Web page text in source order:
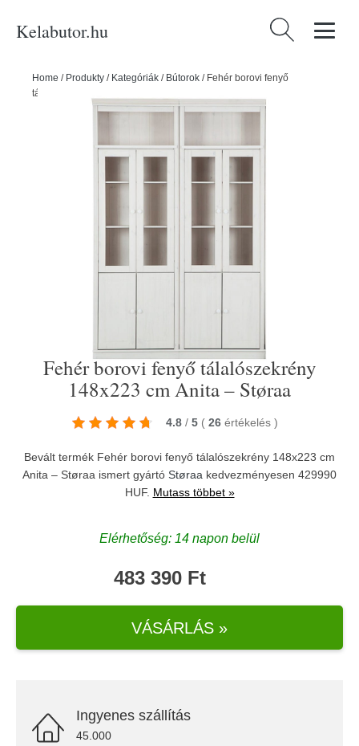
Kelabutor.hu Keresés:
Home / Produkty / Kategóriák / Bútorok / Fehér borovi fenyő
tálalószekrény 148x223 cm Anita – Støraa
Fehér borovi fenyő tálalószekrény
148x223 cm Anita – Støraa
4.8 / 5 ( 26 értékelés )
Bevált termék Fehér borovi fenyő tálalószekrény 148x223 cm
Anita – Støraa ismert gyártó Støraa kedvezményesen 429990
HUF. Mutass többet »
Elérhetőség: 14 napon belül
483 390 Ft
VÁSÁRLÁS »
Ingyenes szállítás
45.000